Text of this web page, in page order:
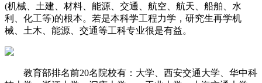
(机械、土建、材料、能源、交通、航空、航天、船舶、水
利、化工等)的根本。若是本科学工程力学，研究生再学机
械、土木、能源、交通等工科专业很是有益。
教育部排名前20名院校有：大学、西安交通大学、华中科